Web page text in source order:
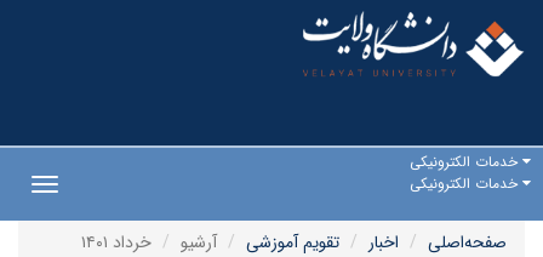
خدمات الکترونیکی
خدمات الکترونیکی
صفحه‌اصلی
اخبار تقویم آموزشی آرشیو خرداد ۱۴۰۱